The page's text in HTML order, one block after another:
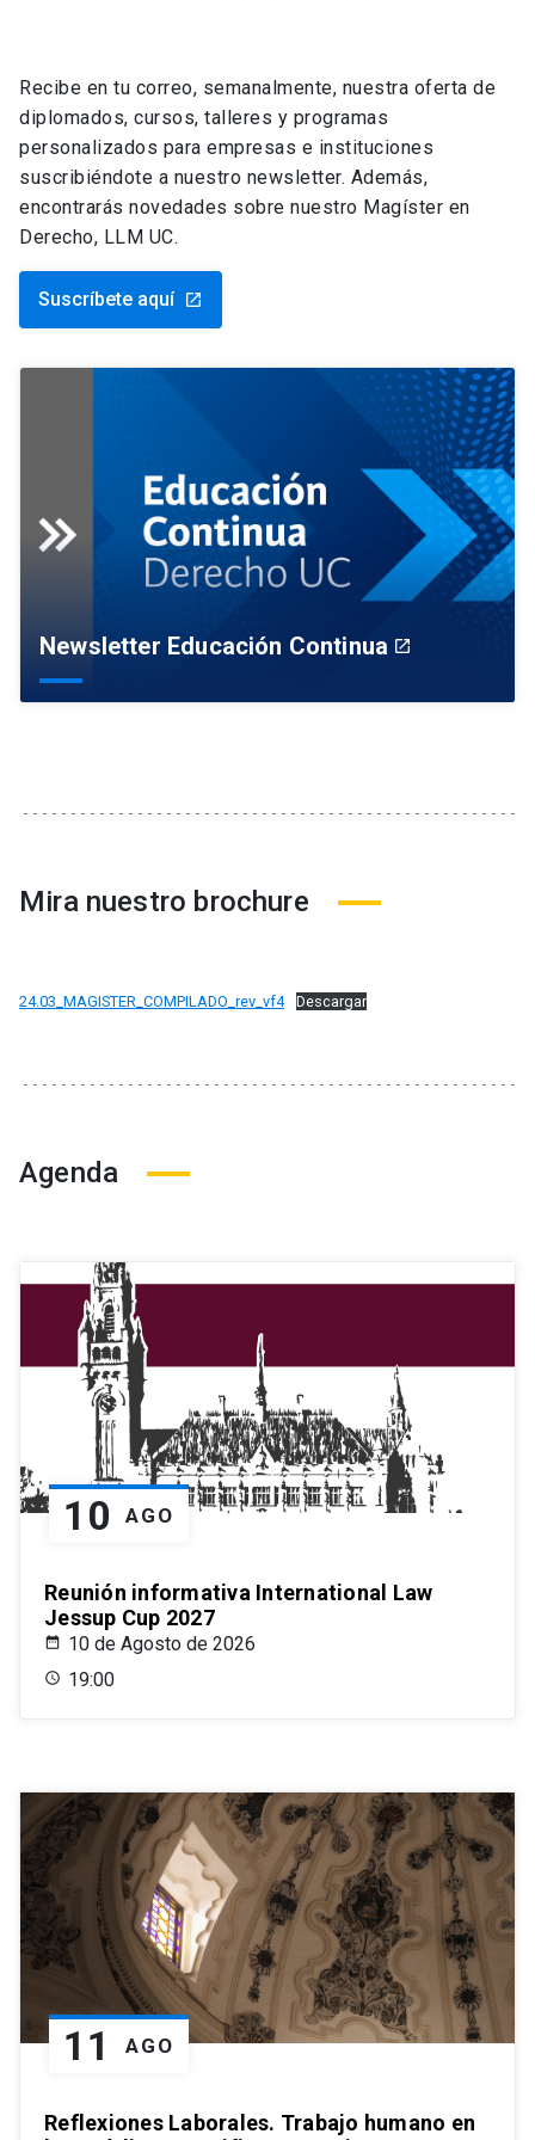
Recibe en tu correo, semanalmente, nuestra oferta de
diplomados, cursos, talleres y programas
personalizados para empresas e instituciones
suscribiéndote a nuestro newsletter. Además,
encontrarás novedades sobre nuestro Magíster en
Derecho, LLM UC.
Suscríbete aquí launch
Newsletter Educación Continua launch
Mira nuestro brochure
24.03_MAGISTER_COMPILADO_rev_vf4 Descargar
Agenda
10 AGO
Reunión informativa International Law
Jessup Cup 2027
10 de Agosto de 2026
19:00
11 AGO
Reflexiones Laborales. Trabajo humano en